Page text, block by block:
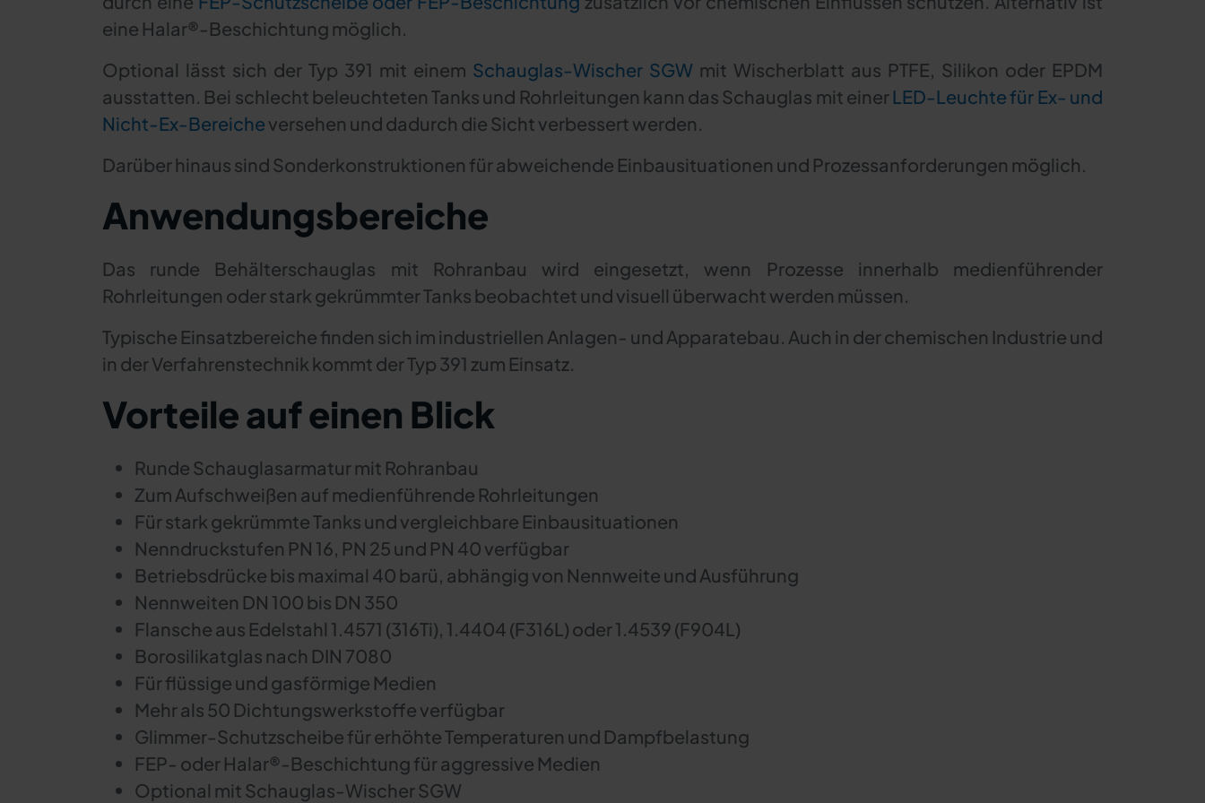
eine Halar®-Beschichtung möglich.
Optional lässt sich der Typ 391 mit einem Schauglas-Wischer SGW mit Wischerblatt aus PTFE, Silikon oder EPDM
ausstatten. Bei schlecht beleuchteten Tanks und Rohrleitungen kann das Schauglas mit einer LED-Leuchte für Ex- und
Nicht-Ex-Bereiche versehen und dadurch die Sicht verbessert werden.
Darüber hinaus sind Sonderkonstruktionen für abweichende Einbausituationen und Prozessanforderungen möglich.
Anwendungsbereiche
Das runde Behälterschauglas mit Rohranbau wird eingesetzt, wenn Prozesse innerhalb medienführender
Rohrleitungen oder stark gekrümmter Tanks beobachtet und visuell überwacht werden müssen.
Typische Einsatzbereiche finden sich im industriellen Anlagen- und Apparatebau. Auch in der chemischen Industrie und
in der Verfahrenstechnik kommt der Typ 391 zum Einsatz.
Vorteile auf einen Blick
Runde Schauglasarmatur mit Rohranbau
Zum Aufschweißen auf medienführende Rohrleitungen
Für stark gekrümmte Tanks und vergleichbare Einbausituationen
Nenndruckstufen PN 16, PN 25 und PN 40 verfügbar
Betriebsdrücke bis maximal 40 barü, abhängig von Nennweite und Ausführung
Nennweiten DN 100 bis DN 350
Flansche aus Edelstahl 1.4571 (316Ti), 1.4404 (F316L) oder 1.4539 (F904L)
Borosilikatglas nach DIN 7080
Für flüssige und gasförmige Medien
Mehr als 50 Dichtungswerkstoffe verfügbar
Glimmer-Schutzscheibe für erhöhte Temperaturen und Dampfbelastung
FEP- oder Halar®-Beschichtung für aggressive Medien
Optional mit Schauglas-Wischer SGW